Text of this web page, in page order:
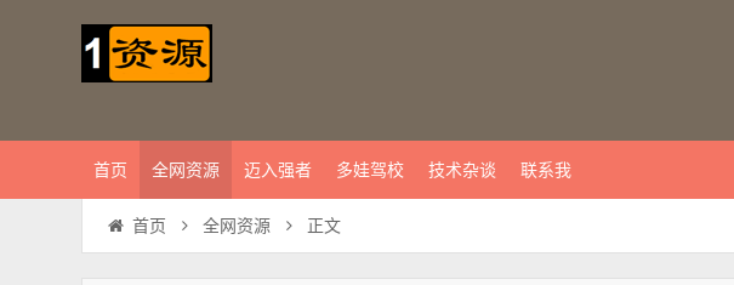
首页 全网资源 迈入强者 多娃驾校 技术杂谈 联系我
首页 全网资源 正文